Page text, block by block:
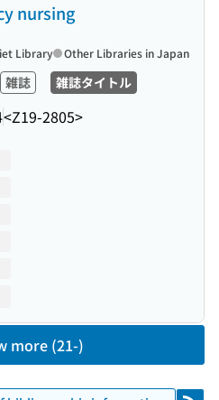
nursing
雑誌 雑誌タイトル
<Z19-2805>
Library Other Libraries in Japan
more (21-)